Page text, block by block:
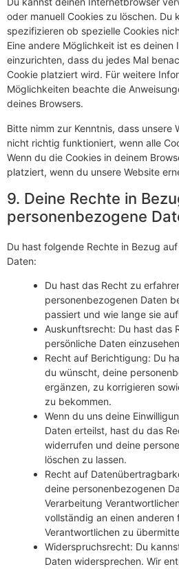
oder manuell Cookies zu löschen. Du
spezifizieren ob spezielle Cookies
Eine andere Möglichkeit ist es
einzurichten, dass du jedes Mal
Cookie platziert wird. Für weitere
Möglichkeiten beachte die
deines Browsers.
Bitte nimm zur Kenntnis, dass unsere
nicht richtig funktioniert, wenn alle
Wenn du die Cookies in deinem
platziert, wenn du unsere Website
9. Deine Rechte in
personenbezogene
Du hast folgende Rechte in Bezug
Daten:
Du hast das Recht zu
personenbezogenen Daten
passiert und wie lange sie
Auskunftsrecht: Du hast das
persönliche Daten
Recht auf Berichtigung: Du
du wünscht, deine
ergänzen, zu korrigieren
zu bekommen.
Wenn du uns deine
Daten erteilst, hast du das
widerrufen und deine
löschen zu lassen.
Recht auf
deine personenbezogenen
Verarbeitung
vollständig an einen anderen
Verantwortlichen zu
Widerspruchsrecht: Du
Daten widersprechen. Wir